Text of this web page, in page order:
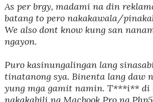
As per brgy, madami na din
batang to pero nakakawala/
We also dont know kung san
ngayon.
Puro kasinungalingan lang
tinatanong sya. Binenta lang daw
yung mga gamit namin. T***i** di